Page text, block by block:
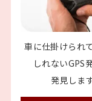
車に仕掛けられ
しれないGPS
発見します